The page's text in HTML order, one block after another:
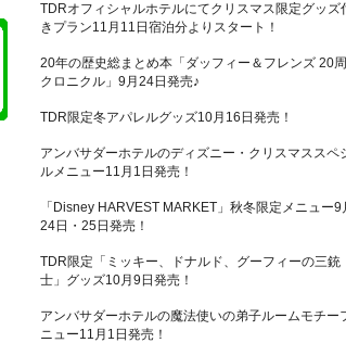
TDRオフィシャルホテルにてクリスマス限定グッズ
きプラン11月11日宿泊分よりスタート！
20年の歴史総まとめ本「ダッフィー＆フレンズ 20
クロニクル」9月24日発売♪
TDR限定冬アパレルグッズ10月16日発売！
アンバサダーホテルのディズニー・クリスマススペ
ルメニュー11月1日発売！
「Disney HARVEST MARKET」秋冬限定メニュー9
24日・25日発売！
TDR限定「ミッキー、ドナルド、グーフィーの三銃
士」グッズ10月9日発売！
アンバサダーホテルの魔法使いの弟子ルームモチー
ニュー11月1日発売！